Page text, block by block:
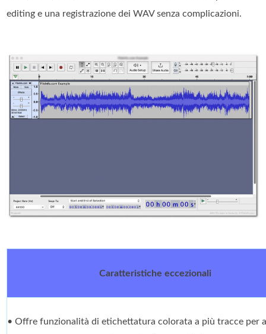
editing e una registrazione dei WAV senza complicazioni.
Caratteristiche eccezionali
• Offre funzionalità di etichettatura colorata a più tracce per